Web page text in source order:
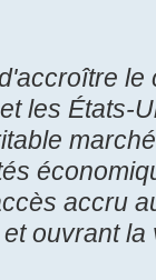
le
les États-
accru
ouvrant